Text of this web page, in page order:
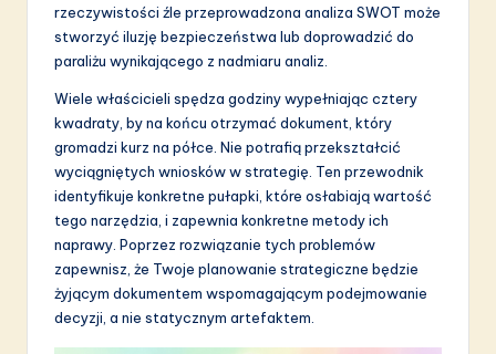
in
A
&
S
o
w
rzeczywistości źle przeprowadzona analiza SWOT może
stworzyć iluzję bezpieczeństwa lub doprowadzić do
paraliżu wynikającego z nadmiaru analiz.
Wiele właścicieli spędza godziny wypełniając cztery
kwadraty, by na końcu otrzymać dokument, który
gromadzi kurz na półce. Nie potrafią przekształcić
wyciągniętych wniosków w strategię. Ten przewodnik
identyfikuje konkretne pułapki, które osłabiają wartość
tego narzędzia, i zapewnia konkretne metody ich
naprawy. Poprzez rozwiązanie tych problemów
zapewnisz, że Twoje planowanie strategiczne będzie
żyjącym dokumentem wspomagającym podejmowanie
decyzji, a nie statycznym artefaktem.